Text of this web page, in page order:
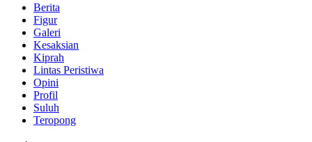
Berita
Figur
Galeri
Kesaksian
Kiprah
Lintas Peristiwa
Opini
Profil
Suluh
Teropong